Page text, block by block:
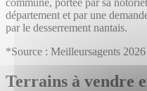
département et par une
par le desserrement nantais.
*Source : Meilleursagents 2026
Terrains à vendre